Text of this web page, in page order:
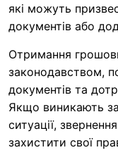
які можуть
документів або
Отримання
законодавством,
документів та
Якщо виникають
ситуації,
захистити свої